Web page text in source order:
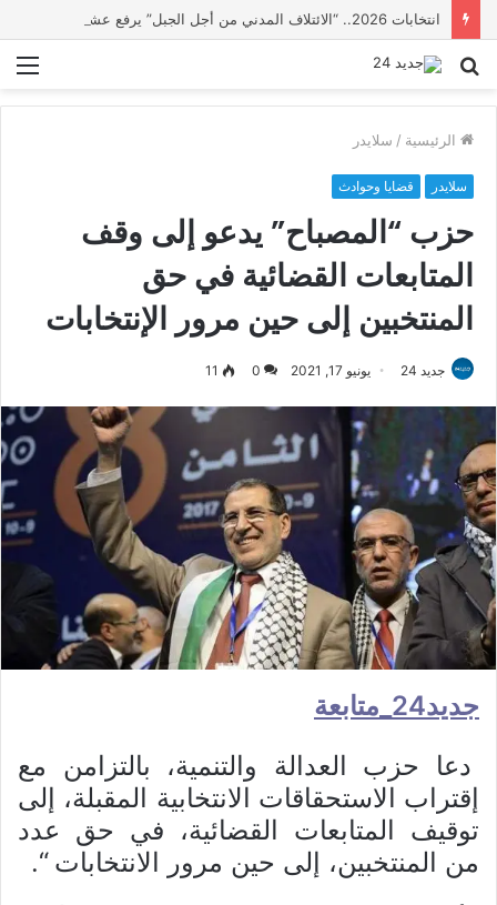
بحث
الرئيسية / سلايدر
سلايدر قضايا وحوادث
حزب “المصباح” يدعو إلى وقف
المتابعات القضائية في حق
المنتخبين إلى حين مرور الإنتخابات
جديد 24 يونيو 17, 2021 0
11
جديد24_متابعة
دعا حزب العدالة والتنمية، بالتزامن مع
إقتراب الاستحقاقات الانتخابية المقبلة، إلى
توقيف المتابعات القضائية، في حق عدد
من المنتخبين، إلى حين مرور الانتخابات “.